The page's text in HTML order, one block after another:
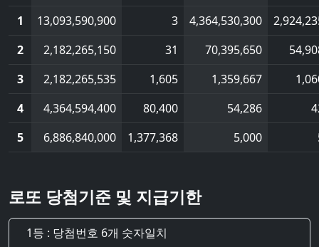
1
13,093,590,900 3 4,364,530,300
2
2,182,265,150 31 70,395,650
3
2,182,265,535 1,605 1,359,667
4
4,364,594,400 80,400 54,286
5
6,886,840,000 1,377,368 5,000
로또 당첨기준 및 지급기한
1등 : 당첨번호 6개 숫자일치